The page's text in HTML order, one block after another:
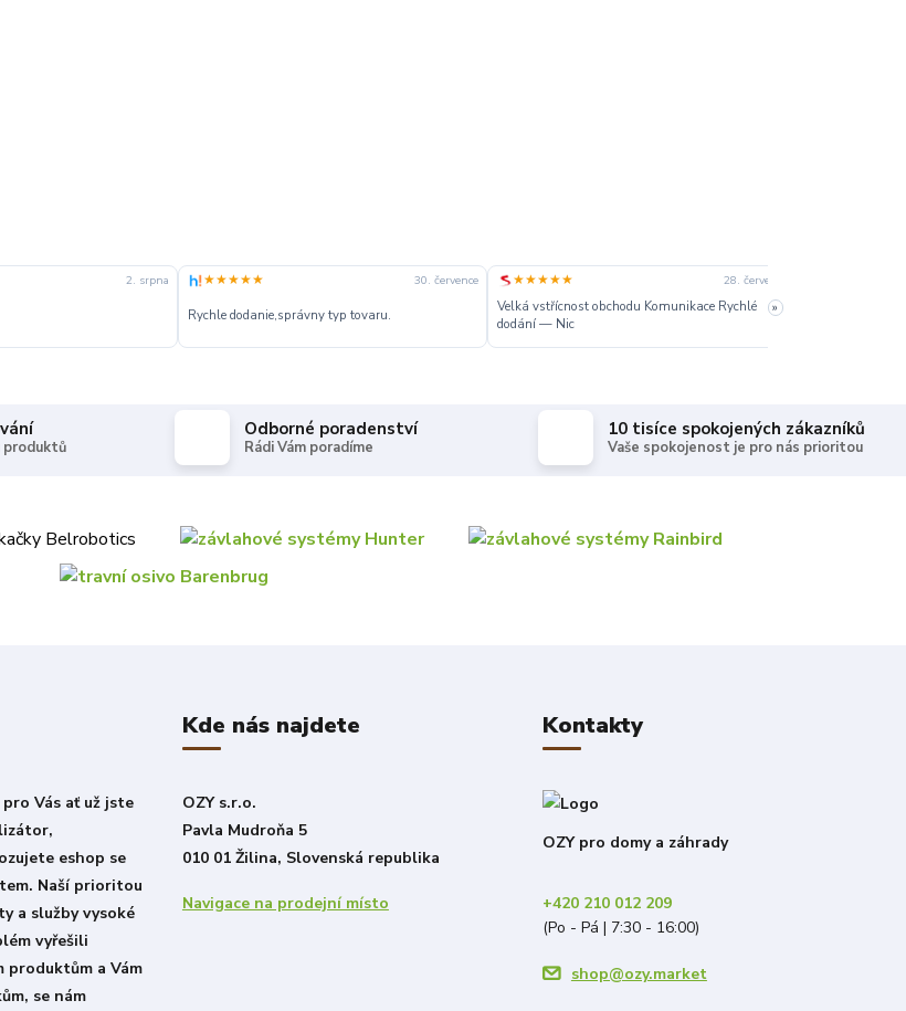
2. srpna ★★★★★ 30. července
Rychle dodanie,správny typ tovaru.
★★★★★ 28. července
Velká vstřícnost obchodu Komunikace Rychlé
dodání — Nic
»
produktů
Odborné poradenství
Rádi Vám poradíme
10 tisíce spokojených zákazníků
Vaše spokojenost je pro nás prioritou
Vás ať už jste
eshop se
Naší prioritou
a služby vysoké
vyřešili
a Vám
se nám
Kde nás najdete
OZY s.r.o.
Pavla Mudroňa 5
010 01 Žilina, Slovenská republika
Navigace na prodejní místo
Kontakty
OZY pro domy a záhrady
+420 210 012 209
(Po - Pá | 7:30 - 16:00)
shop@ozy.market